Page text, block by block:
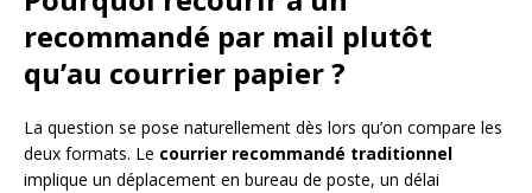
recommandé par mail plutôt
qu’au courrier papier ?
La question se pose naturellement dès lors qu’on compare les
deux formats. Le courrier recommandé traditionnel
implique un déplacement en bureau de poste, un délai